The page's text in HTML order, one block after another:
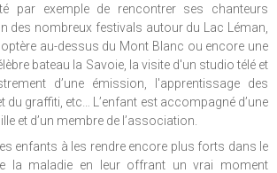
par exemple de rencontrer ses chanteurs
des nombreux festivals autour du Lac Léman,
au-dessus du Mont Blanc ou encore une
bateau la Savoie, la visite d'un studio télé et
d’une émission, l'apprentissage des
du graffiti, etc… L’enfant est accompagné d’une
et d’un membre de l’association.
enfants à les rendre encore plus forts dans le
la maladie en leur offrant un vrai moment